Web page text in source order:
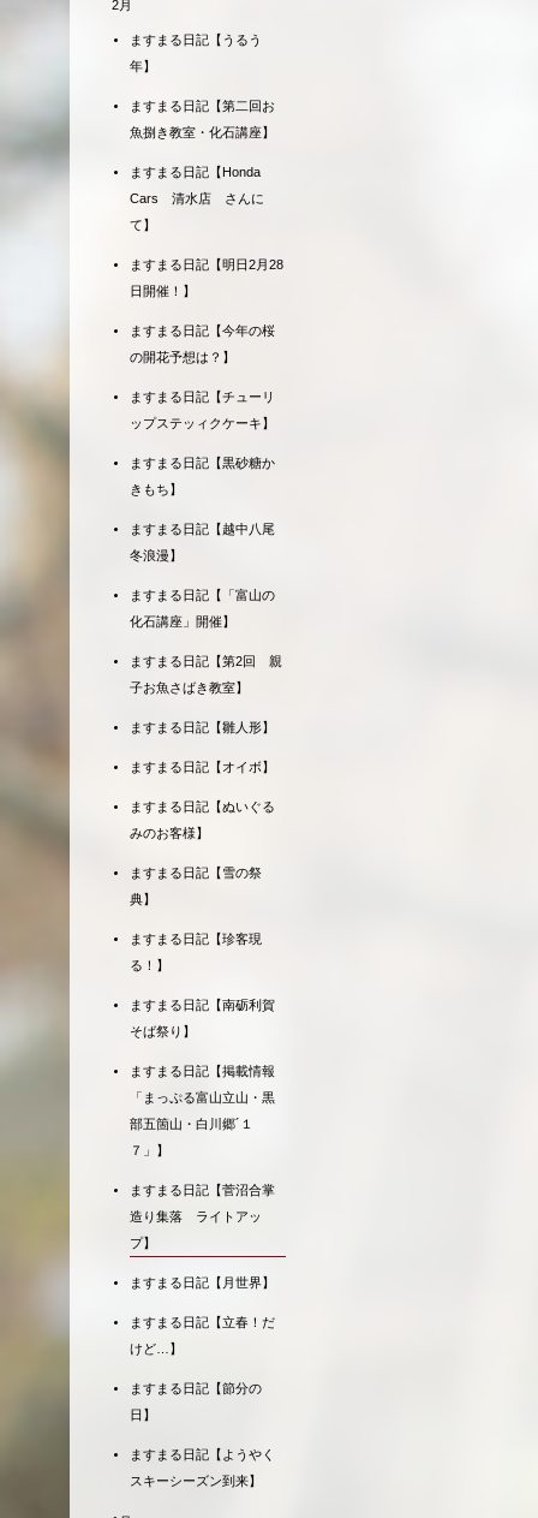
2月
ますまる日記【うるう
年】
ますまる日記【第二回お
魚捌き教室・化石講座】
ますまる日記【Honda
Cars 清水店 さんに
て】
ますまる日記【明日2月28
日開催！】
ますまる日記【今年の桜
の開花予想は？】
ますまる日記【チューリ
ップステッィクケーキ】
ますまる日記【黒砂糖か
きもち】
ますまる日記【越中八尾
冬浪漫】
ますまる日記【「富山の
化石講座」開催】
ますまる日記【第2回 親
子お魚さばき教室】
ますまる日記【雛人形】
ますまる日記【オイボ】
ますまる日記【ぬいぐる
みのお客様】
ますまる日記【雪の祭
典】
ますまる日記【珍客現
る！】
ますまる日記【南砺利賀
そば祭り】
ますまる日記【掲載情報
「まっぷる富山立山・黒
部五箇山・白川郷´１
７」】
ますまる日記【菅沼合掌
造り集落 ライトアッ
プ】
ますまる日記【月世界】
ますまる日記【立春！だ
けど…】
ますまる日記【節分の
日】
ますまる日記【ようやく
スキーシーズン到来】